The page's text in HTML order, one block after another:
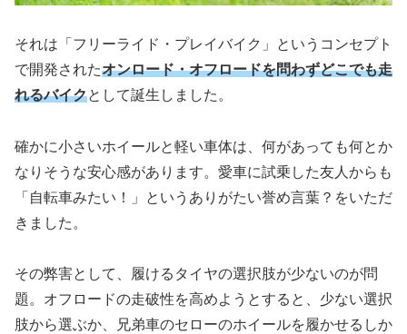
それは「フリーライド・プレイバイク」というコンセプト
で開発されたオンロード・オフロードを問わずどこでも走
れるバイクとして誕生しました。
確かに小さいホイールと軽い車体は、何があっても何とか
なりそうな安心感があります。愛車に試乗した友人からも
「自転車みたい！」というありがたい誉め言葉？をいただ
きました。
その弊害として、履けるタイヤの選択肢が少ないのが問
題。オフロードの走破性を高めようとすると、少ない選択
肢から選ぶか、兄弟車のセローのホイールを履かせるしか